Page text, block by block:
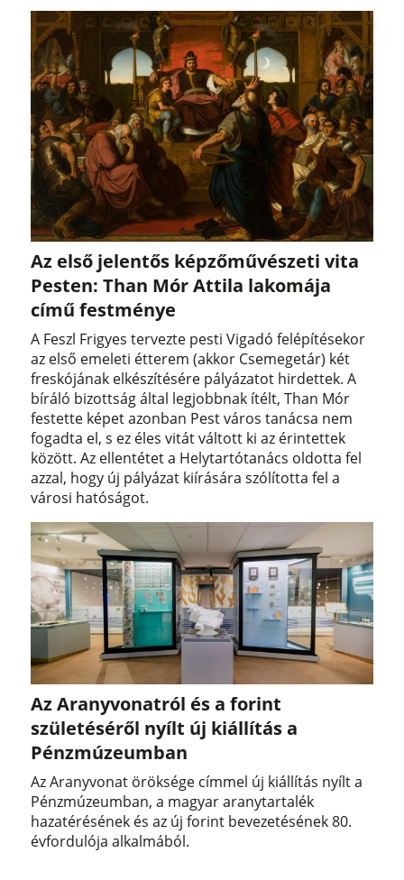
Az első jelentős képzőművészeti vita
Pesten: Than Mór Attila lakomája
című festménye
A Feszl Frigyes tervezte pesti Vigadó felépítésekor
az első emeleti étterem (akkor Csemegetár) két
freskójának elkészítésére pályázatot hirdettek. A
bíráló bizottság által legjobbnak ítélt, Than Mór
festette képet azonban Pest város tanácsa nem
fogadta el, s ez éles vitát váltott ki az érintettek
között. Az ellentétet a Helytartótanács oldotta fel
azzal, hogy új pályázat kiírására szólította fel a
városi hatóságot.
Az Aranyvonatról és a forint
születéséről nyílt új kiállítás a
Pénzmúzeumban
Az Aranyvonat öröksége címmel új kiállítás nyílt a
Pénzmúzeumban, a magyar aranytartalék
hazatérésének és az új forint bevezetésének 80.
évfordulója alkalmából.